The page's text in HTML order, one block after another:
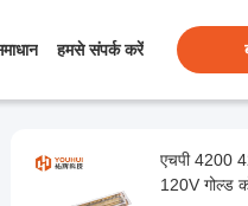
हमसे संपर्क करें
एचपी 4200
120V गोल्ड